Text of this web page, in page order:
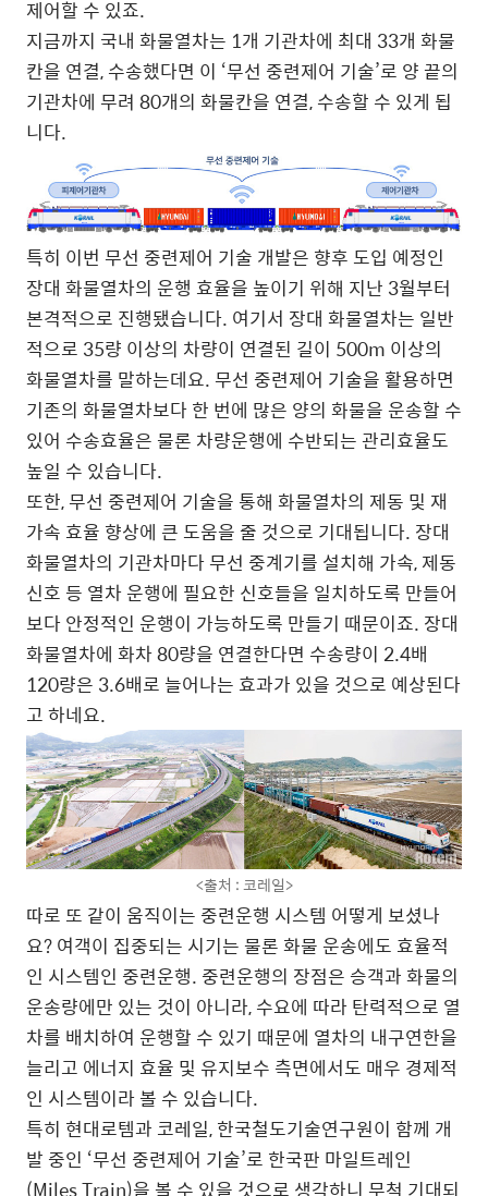
제어할 수 있죠.
지금까지 국내 화물열차는 1개 기관차에 최대 33개 화물
칸을 연결, 수송했다면 이 ‘무선 중련제어 기술’로 양 끝의
기관차에 무려 80개의 화물칸을 연결, 수송할 수 있게 됩
니다.
특히 이번 무선 중련제어 기술 개발은 향후 도입 예정인
장대 화물열차의 운행 효율을 높이기 위해 지난 3월부터
본격적으로 진행됐습니다. 여기서 장대 화물열차는 일반
적으로 35량 이상의 차량이 연결된 길이 500m 이상의
화물열차를 말하는데요. 무선 중련제어 기술을 활용하면
기존의 화물열차보다 한 번에 많은 양의 화물을 운송할 수
있어 수송효율은 물론 차량운행에 수반되는 관리효율도
높일 수 있습니다.
또한, 무선 중련제어 기술을 통해 화물열차의 제동 및 재
가속 효율 향상에 큰 도움을 줄 것으로 기대됩니다. 장대
화물열차의 기관차마다 무선 중계기를 설치해 가속, 제동
신호 등 열차 운행에 필요한 신호들을 일치하도록 만들어
보다 안정적인 운행이 가능하도록 만들기 때문이죠. 장대
화물열차에 화차 80량을 연결한다면 수송량이 2.4배
120량은 3.6배로 늘어나는 효과가 있을 것으로 예상된다
고 하네요.
<출처 : 코레일>
따로 또 같이 움직이는 중련운행 시스템 어떻게 보셨나
요? 여객이 집중되는 시기는 물론 화물 운송에도 효율적
인 시스템인 중련운행. 중련운행의 장점은 승객과 화물의
운송량에만 있는 것이 아니라, 수요에 따라 탄력적으로 열
차를 배치하여 운행할 수 있기 때문에 열차의 내구연한을
늘리고 에너지 효율 및 유지보수 측면에서도 매우 경제적
인 시스템이라 볼 수 있습니다.
특히 현대로템과 코레일, 한국철도기술연구원이 함께 개
발 중인 ‘무선 중련제어 기술’로 한국판 마일트레인
(Miles Train)을 볼 수 있을 것으로 생각하니 무척 기대되